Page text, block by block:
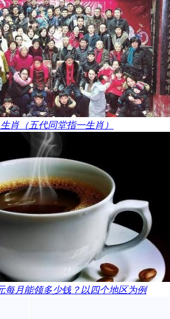
肖（五代同堂指一生肖）
每月能领多少钱？以四个地区为例